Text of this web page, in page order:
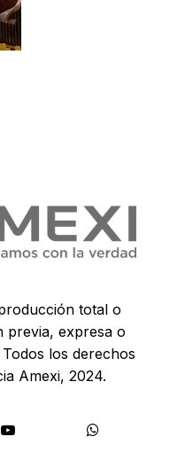
total o
previa, expresa o
los derechos
Amexi, 2024.